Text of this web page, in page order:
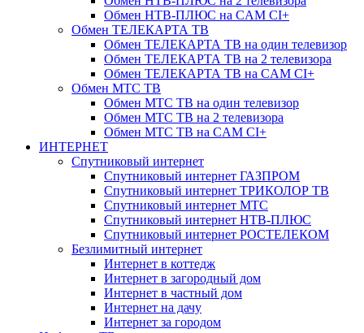
Обмен НТВ-ПЛЮС на CAM CI+
Обмен ТЕЛЕКАРТА ТВ
Обмен ТЕЛЕКАРТА ТВ на один телевизор
Обмен ТЕЛЕКАРТА ТВ на 2 телевизора
Обмен ТЕЛЕКАРТА ТВ на CAM CI+
Обмен МТС ТВ
Обмен МТС ТВ на один телевизор
Обмен МТС ТВ на 2 телевизора
Обмен МТС ТВ на CAM CI+
ИНТЕРНЕТ
Спутниковый интернет
Спутниковый интернет ГАЗПРОМ
Спутниковый интернет ТРИКОЛОР ТВ
Спутниковый интернет МТС
Спутниковый интернет НТВ-ПЛЮС
Спутниковый интернет РОСТЕЛЕКОМ
Безлимитный интернет
Интернет в коттедж
Интернет в загородный дом
Интернет в частный дом
Интернет на дачу
Интернет за городом